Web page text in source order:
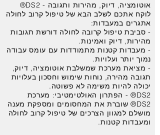
אוטומציה, דיוק, מהירות ותגובה - DS2®
לוקח אתכם לשלב הבא של טיפול קרוב לחולה
אתגרים במעבדות:
- סביבת טיפול קרובה לחולה דורשת תגובות
מהירות, דיוק ואמינות.
- מעבדות קטנות מתמודדות עם עומס עבודה
נמוך יותר ועלויות.
- מציאת מערכת שמשלבת אוטומציה, דיוק,
תגובה מהירה, נוחות שימוש וחסכון בעלויות
יכולה להיות משימה לא פשוטה.
DS2® - הפתרון האולטימטיבי: מערכת
DS2® שוברת את המחסומים ומספקת מענה
מושלם למגוון הצרכים של טיפול קרוב לחולה
ומעבדות קטנות.